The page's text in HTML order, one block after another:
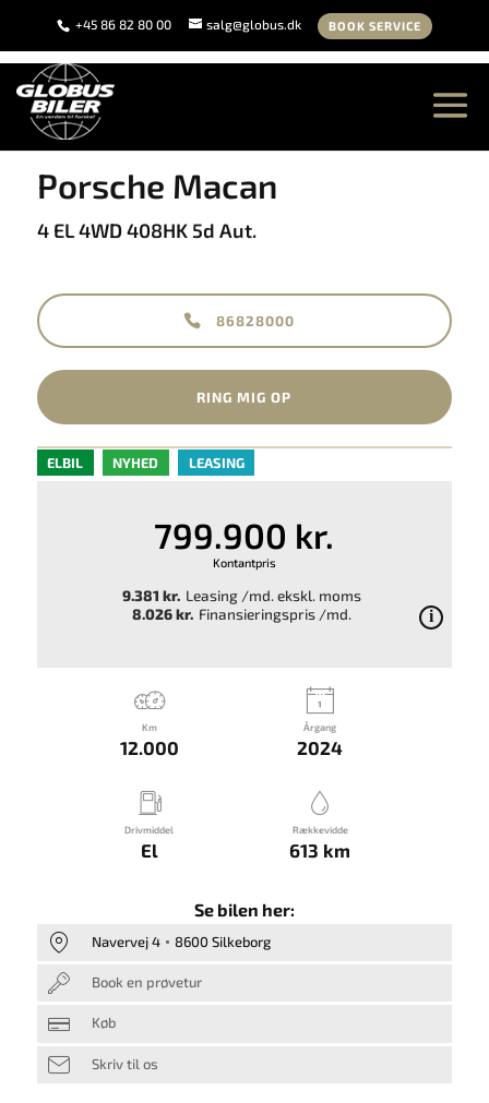
+45 86 82 80 00 salg@globus.dk BOOK SERVICE
<Tilbage til søgeresultat
Porsche Macan
4 EL 4WD 408HK 5d Aut.
86828000
RING MIG OP
ELBIL NYHED LEASING
799.900 kr.
Kontantpris
9.381 kr. Leasing /md. ekskl. moms
8.026 kr. Finansieringspris /md.
Km
12.000
Årgang
2024
Drivmiddel
El
Rækkevidde
613 km
Se bilen her:
Navervej 4 8600 Silkeborg
Book en prøvetur
Køb
Skriv til os